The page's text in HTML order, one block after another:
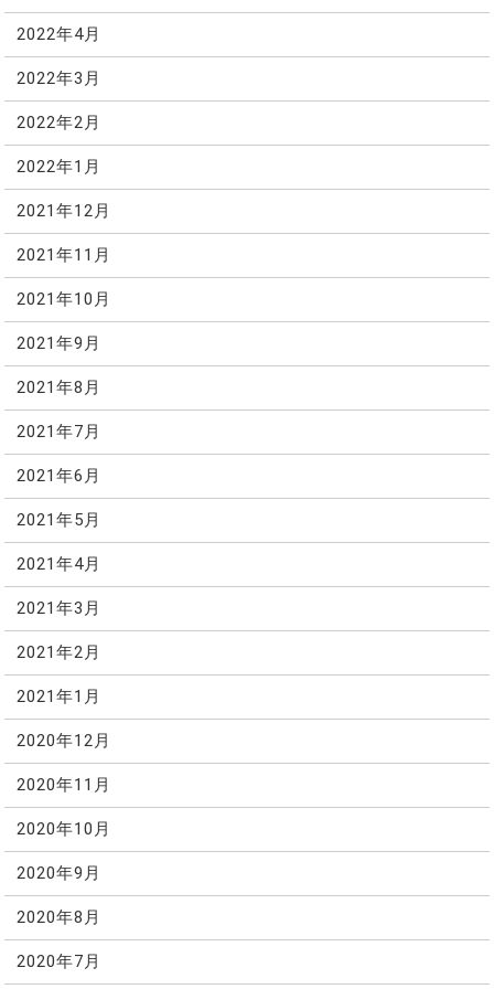
2022年4月
2022年3月
2022年2月
2022年1月
2021年12月
2021年11月
2021年10月
2021年9月
2021年8月
2021年7月
2021年6月
2021年5月
2021年4月
2021年3月
2021年2月
2021年1月
2020年12月
2020年11月
2020年10月
2020年9月
2020年8月
2020年7月